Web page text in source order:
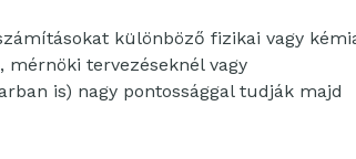
különböző fizikai vagy
tervezéseknél vagy
is) nagy pontossággal tudják majd